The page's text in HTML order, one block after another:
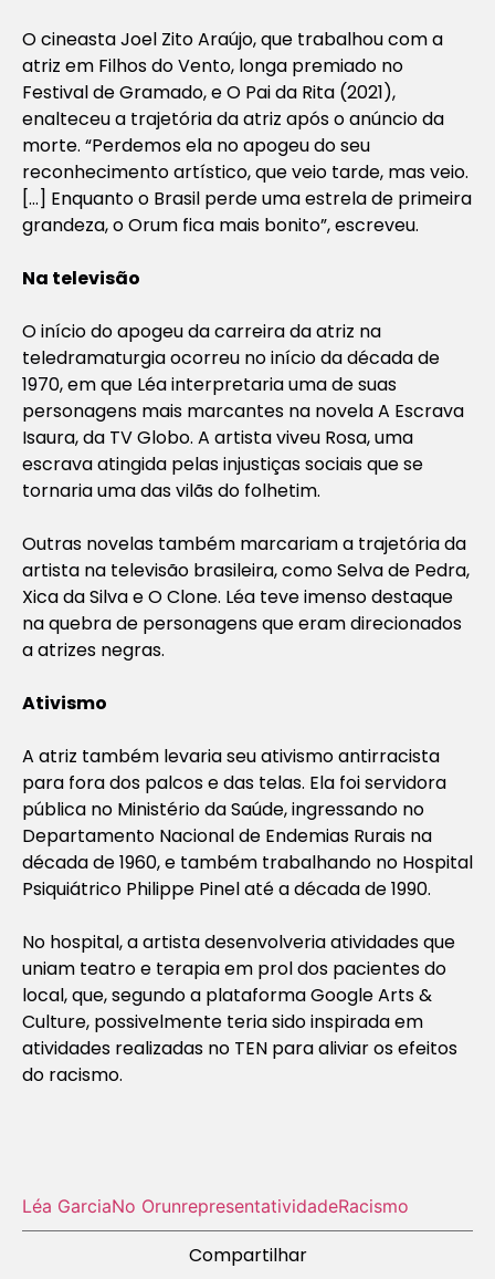
O cineasta Joel Zito Araújo, que trabalhou com a
atriz em Filhos do Vento, longa premiado no
Festival de Gramado, e O Pai da Rita (2021),
enalteceu a trajetória da atriz após o anúncio da
morte. “Perdemos ela no apogeu do seu
reconhecimento artístico, que veio tarde, mas veio.
[…] Enquanto o Brasil perde uma estrela de primeira
grandeza, o Orum fica mais bonito”, escreveu.
Na televisão
O início do apogeu da carreira da atriz na
teledramaturgia ocorreu no início da década de
1970, em que Léa interpretaria uma de suas
personagens mais marcantes na novela A Escrava
Isaura, da TV Globo. A artista viveu Rosa, uma
escrava atingida pelas injustiças sociais que se
tornaria uma das vilãs do folhetim.
Outras novelas também marcariam a trajetória da
artista na televisão brasileira, como Selva de Pedra,
Xica da Silva e O Clone. Léa teve imenso destaque
na quebra de personagens que eram direcionados
a atrizes negras.
Ativismo
A atriz também levaria seu ativismo antirracista
para fora dos palcos e das telas. Ela foi servidora
pública no Ministério da Saúde, ingressando no
Departamento Nacional de Endemias Rurais na
década de 1960, e também trabalhando no Hospital
Psiquiátrico Philippe Pinel até a década de 1990.
No hospital, a artista desenvolveria atividades que
uniam teatro e terapia em prol dos pacientes do
local, que, segundo a plataforma Google Arts &
Culture, possivelmente teria sido inspirada em
atividades realizadas no TEN para aliviar os efeitos
do racismo.
Léa GarciaNo OrunrepresentatividadeRacismo
Compartilhar